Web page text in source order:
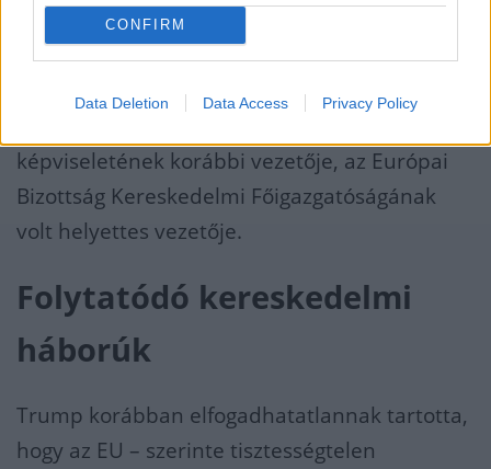
CONFIRM
Data Deletion Data Access Privacy Policy
- figyelmeztetett a nemzetközi szabályozások
gyengülésére Balás Péter korábbi nagykövet,
képviseletének korábbi vezetője, az Európai
Bizottság Kereskedelmi Főigazgatóságának
volt helyettes vezetője.
Folytatódó kereskedelmi
háborúk
Trump korábban elfogadhatatlannak tartotta,
hogy az EU – szerinte tisztességtelen